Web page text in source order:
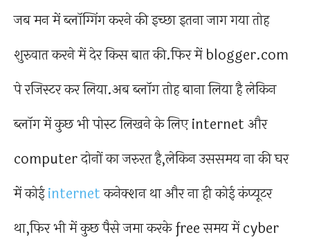
जब मन में ब्लॉग्गिंग करने की इच्छा इतना जाग गया तोह
शुरुवात करने में देर किस बात की.फिर में blogger.com
पे रजिस्टर कर लिया.अब ब्लॉग तोह बाना लिया है लेकिन
ब्लॉग में कुछ भी पोस्ट लिखने के लिए internet और
computer दोनों का जरुरत है,लेकिन उससमय ना की घर
में कोईinternetकनेक्शन था और ना ही कोई कंप्यूटर
था,फिर भी में कुछ पैसे जमा करके free समय में cyber